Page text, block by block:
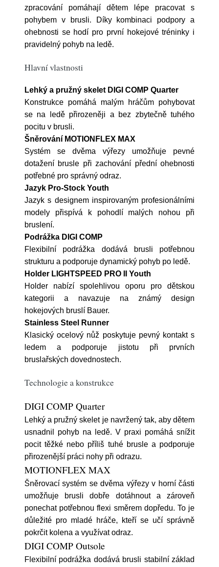
zpracování pomáhají dětem lépe pracovat s
pohybem v brusli. Díky kombinaci podpory a
ohebnosti se hodí pro první hokejové tréninky i
pravidelný pohyb na ledě.
Hlavní vlastnosti
Lehký a pružný skelet DIGI COMP Quarter
Konstrukce pomáhá malým hráčům pohybovat
se na ledě přirozeněji a bez zbytečně tuhého
pocitu v brusli.
Šněrování MOTIONFLEX MAX
Systém se dvěma výřezy umožňuje pevné
dotažení brusle při zachování přední ohebnosti
potřebné pro správný odraz.
Jazyk Pro-Stock Youth
Jazyk s designem inspirovaným profesionálními
modely přispívá k pohodlí malých nohou při
bruslení.
Podrážka DIGI COMP
Flexibilní podrážka dodává brusli potřebnou
strukturu a podporuje dynamický pohyb po ledě.
Holder LIGHTSPEED PRO II Youth
Holder nabízí spolehlivou oporu pro dětskou
kategorii a navazuje na známý design
hokejových bruslí Bauer.
Stainless Steel Runner
Klasický ocelový nůž poskytuje pevný kontakt s
ledem a podporuje jistotu při prvních
bruslařských dovednostech.
Technologie a konstrukce
DIGI COMP Quarter
Lehký a pružný skelet je navržený tak, aby dětem
usnadnil pohyb na ledě. V praxi pomáhá snížit
pocit těžké nebo příliš tuhé brusle a podporuje
přirozenější práci nohy při odrazu.
MOTIONFLEX MAX
Šněrovací systém se dvěma výřezy v horní části
umožňuje brusli dobře dotáhnout a zároveň
ponechat potřebnou flexi směrem dopředu. To je
důležité pro mladé hráče, kteří se učí správně
pokrčit kolena a využívat odraz.
DIGI COMP Outsole
Flexibilní podrážka dodává brusli stabilní základ